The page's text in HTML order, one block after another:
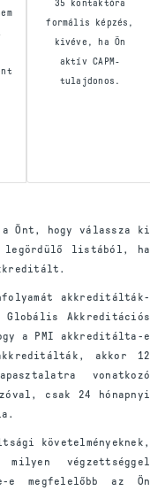
35 kontaktóra
formális képzés,
kivéve, ha Ön
aktív CAPM-
tulajdonos.
Önt, hogy válassza ki
legördülő listából, ha
akkreditálták-
Akkreditációs
a PMI akkreditálta-e
akkor 12
vonatkozó
csak 24 hónapnyi
követelményeknek,
végzettséggel
e megfelelőbb az Ön